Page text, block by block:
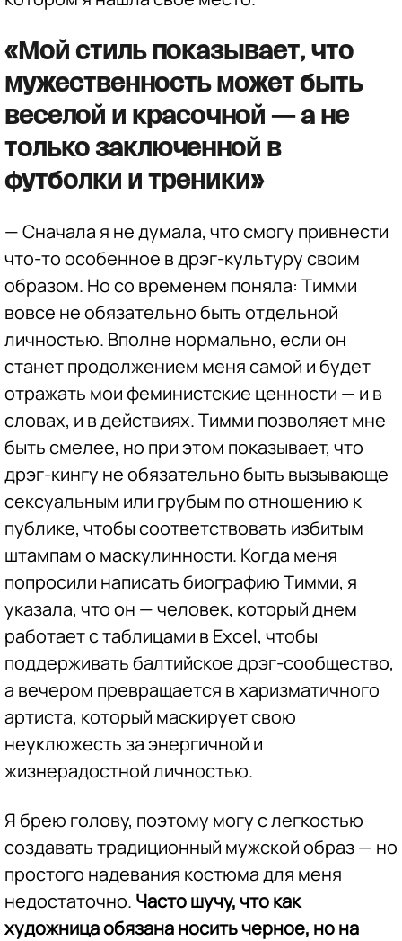
«Мой стиль показывает, что
мужественность может быть
веселой и красочной — а не
только заключенной в
футболки и треники»
— Сначала я не думала, что смогу привнести
что-то особенное в дрэг-культуру своим
образом. Но со временем поняла: Тимми
вовсе не обязательно быть отдельной
личностью. Вполне нормально, если он
станет продолжением меня самой и будет
отражать мои феминистские ценности — и в
словах, и в действиях. Тимми позволяет мне
быть смелее, но при этом показывает, что
дрэг-кингу не обязательно быть вызывающе
сексуальным или грубым по отношению к
публике, чтобы соответствовать избитым
штампам о маскулинности. Когда меня
попросили написать биографию Тимми, я
указала, что он — человек, который днем
работает с таблицами в Excel, чтобы
поддерживать балтийское дрэг-сообщество,
а вечером превращается в харизматичного
артиста, который маскирует свою
неуклюжесть за энергичной и
жизнерадостной личностью.
Я брею голову, поэтому могу с легкостью
создавать традиционный мужской образ — но
простого надевания костюма для меня
недостаточно. Часто шучу, что как
художница обязана носить черное, но на